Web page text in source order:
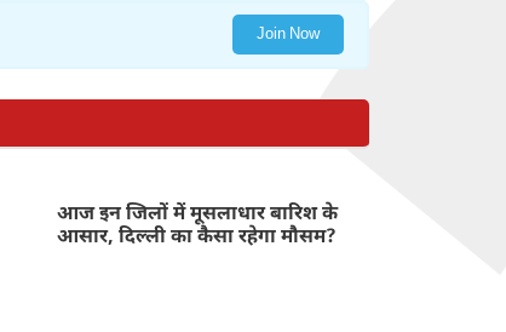
Join Now
आज इन जिलों में मूसलाधार बारिश के
आसार, दिल्ली का कैसा रहेगा मौसम?